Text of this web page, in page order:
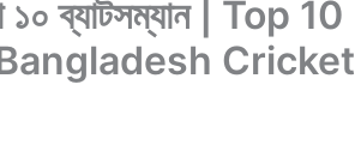
১০ ব্যাটসম্যান | Top 10
Cricket